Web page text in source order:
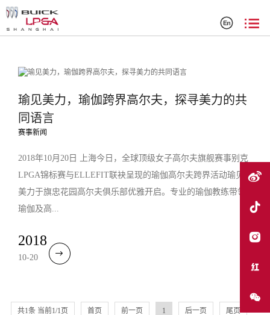
瑜见美力，瑜伽跨界高尔夫，探寻美力的共
同语言
赛事新闻
2018年10月20日 上海今日，全球顶级女子高尔夫旗舰赛事别克
LPGA锦标赛与ELLEFIT联袂呈现的瑜伽高尔夫跨界活动瑜见
美力于旗忠花园高尔夫俱乐部优雅开启。专业的瑜伽教练带领
瑜伽及高...
2018
10-20
共1条 当前1/1页 首页 前一页 1 后一页 尾页